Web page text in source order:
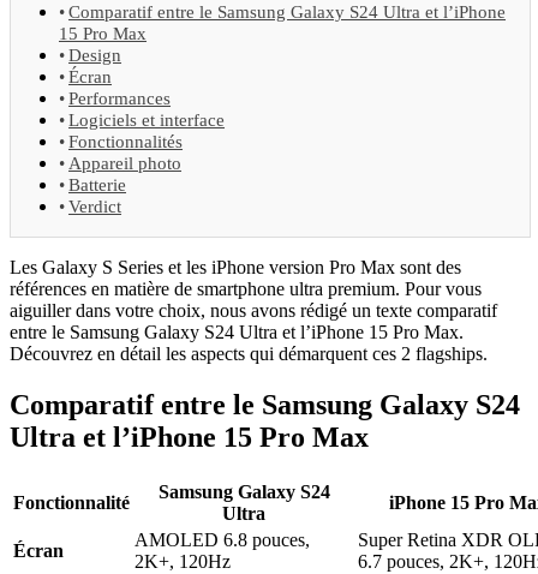
Comparatif entre le Samsung Galaxy S24 Ultra et l’iPhone
15 Pro Max
Design
Écran
Performances
Logiciels et interface
Fonctionnalités
Appareil photo
Batterie
Verdict
Les Galaxy S Series et les iPhone version Pro Max sont des
références en matière de smartphone ultra premium. Pour vous
aiguiller dans votre choix, nous avons rédigé un texte comparatif
entre le Samsung Galaxy S24 Ultra et l’iPhone 15 Pro Max.
Découvrez en détail les aspects qui démarquent ces 2 flagships.
Comparatif entre le Samsung Galaxy S24
Ultra et l’iPhone 15 Pro Max
Fonctionnalité
Samsung Galaxy S24
Ultra
iPhone 15 Pro
Écran
AMOLED 6.8 pouces,
2K+, 120Hz
Super Retina XDR
6.7 pouces, 2K+,